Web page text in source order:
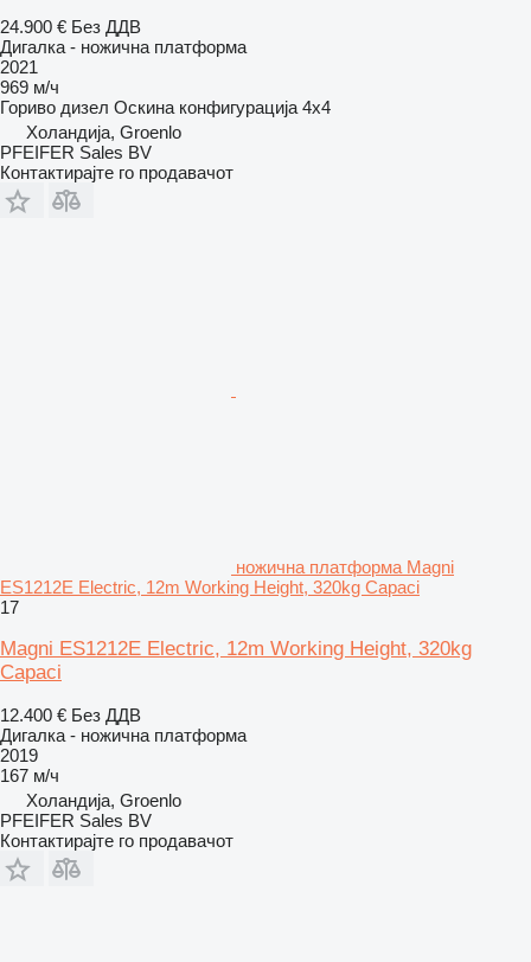
24.900 € Без ДДВ
Дигалка - ножична платформа
2021
969 м/ч
Гориво дизел Оскина конфигурација 4x4
Холандија, Groenlo
PFEIFER Sales BV
Контактирајте го продавачот
ножична платформа Magni
ES1212E Electric, 12m Working Height, 320kg Capaci
17
Magni ES1212E Electric, 12m Working Height, 320kg
Capaci
12.400 € Без ДДВ
Дигалка - ножична платформа
2019
167 м/ч
Холандија, Groenlo
PFEIFER Sales BV
Контактирајте го продавачот